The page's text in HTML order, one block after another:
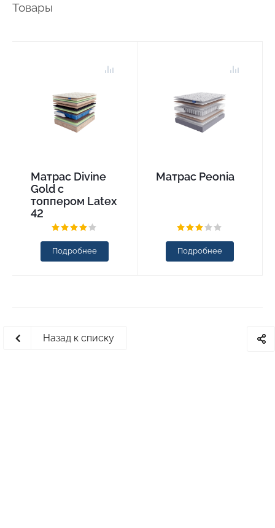
Товары
Матрас Divine
Gold с
топпером Latex
42
Подробнее
Матрас Peonia
Подробнее
Назад к списку